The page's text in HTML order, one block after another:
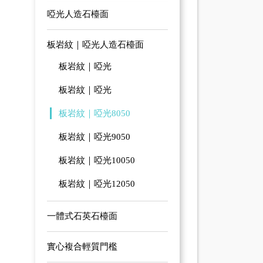
啞光人造石檯面
板岩紋｜啞光人造石檯面
板岩紋｜啞光
板岩紋｜啞光
板岩紋｜啞光8050
板岩紋｜啞光9050
板岩紋｜啞光10050
板岩紋｜啞光12050
一體式石英石檯面
實心複合輕質門檻